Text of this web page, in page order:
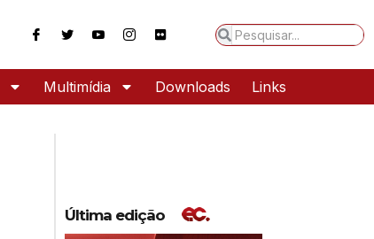
Multimídia Downloads Links
Última edição